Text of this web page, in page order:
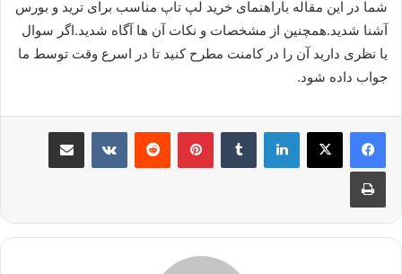
شما در این مقاله باراهنمای خرید لپ تاپ مناسب برای ترید و بورس
آشنا شدید.همچنین از مشخصات و نکات آن ها آگاه شدید.اگر سوال
یا نظری دارید آن را در کامنت مطرح کنید تا در اسرع وقت توسط ما
جواب داده شود.
لینکدین ‫تامبلر پینترست‫رددیت ‫VKontakteاشتراک گذاری از طریق ایمیل
چاپ